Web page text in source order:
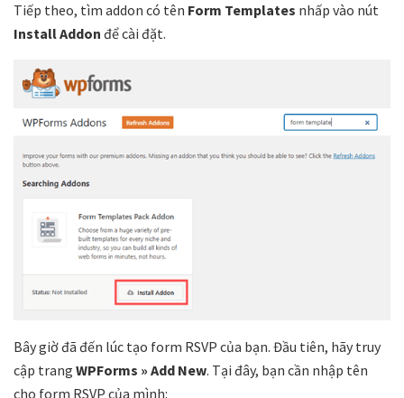
Tiếp theo, tìm addon có tên Form Templates nhấp vào nút
Install Addon để cài đặt.
Bây giờ đã đến lúc tạo form RSVP của bạn. Đầu tiên, hãy truy
cập trang WPForms » Add New. Tại đây, bạn cần nhập tên
cho form RSVP của mình: